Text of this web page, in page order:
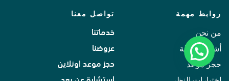
روابط مهمة
من نحن
أشهر الاسئلة
حجز موعد
اختبارات النظر
تواصل معنا
خدماتنا
عروضنا
حجز موعد اونلاين
استشارة عن بعد